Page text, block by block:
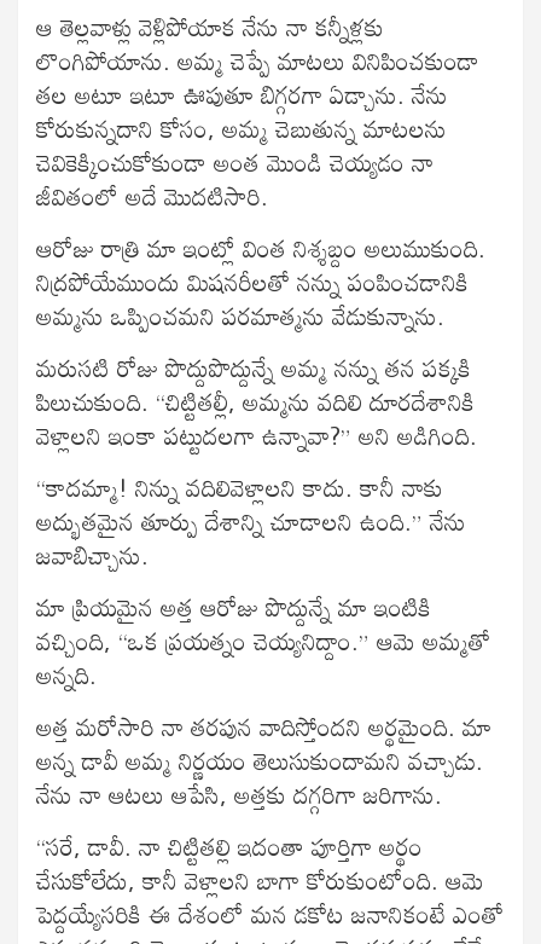
ఆ తెల్లవాళ్లు వెళ్లిపోయాక నేను నా కన్నీళ్లకు
లొంగిపోయాను. అమ్మ చెప్పే మాటలు వినిపించకుండా
తల అటూ ఇటూ ఊపుతూ బిగ్గరగా ఏడ్చాను. నేను
కోరుకున్నదాని కోసం, అమ్మ చెబుతున్న మాటలను
చెవికెక్కించుకోకుండా అంత మొండి చెయ్యడం నా
జీవితంలో అదే మొదటిసారి.
ఆరోజు రాత్రి మా ఇంట్లో వింత నిశ్శబ్దం అలుముకుంది.
నిద్రపోయేముందు మిషనరీలతో నన్ను పంపించడానికి
అమ్మను ఒప్పించమని పరమాత్మను వేడుకున్నాను.
మరుసటి రోజు పొద్దుపొద్దున్నే అమ్మ నన్ను తన పక్కకి
పిలుచుకుంది. “చిట్టితల్లీ, అమ్మను వదిలి దూరదేశానికి
వెళ్లాలని ఇంకా పట్టుదలగా ఉన్నావా?” అని అడిగింది.
“కాదమ్మా! నిన్ను వదిలివెళ్లాలని కాదు. కానీ నాకు
అద్భుతమైన తూర్పు దేశాన్ని చూడాలని ఉంది.” నేను
జవాబిచ్చాను.
మా ప్రియమైన అత్త ఆరోజు పొద్దున్నే మా ఇంటికి
వచ్చింది, “ఒక ప్రయత్నం చెయ్యనిద్దాం.” ఆమె అమ్మతో
అన్నది.
అత్త మరోసారి నా తరపున వాదిస్తోందని అర్థమైంది. మా
అన్న డావీ అమ్మ నిర్ణయం తెలుసుకుందామని వచ్చాడు.
నేను నా ఆటలు ఆపేసి, అత్తకు దగ్గరిగా జరిగాను.
“సరే, డావీ. నా చిట్టితల్లి ఇదంతా పూర్తిగా అర్థం
చేసుకోలేదు, కానీ వెళ్లాలని బాగా కోరుకుంటోంది. ఆమె
పెద్దయ్యేసరికి ఈ దేశంలో మన డకోట జనానికంటే ఎంతో